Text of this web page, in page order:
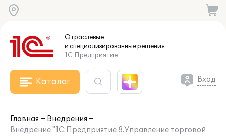
Отраслевые
и специализированныерешения
1С:Предприятие
Каталог Вход
Главная
Внедрения
Внедрение "1С:Предприятие 8.Управление торговой